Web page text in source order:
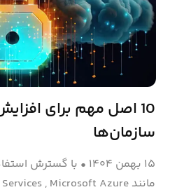
سازمان‌ها
۱۵ بهمن ۱۴۰۴ • با گسترش